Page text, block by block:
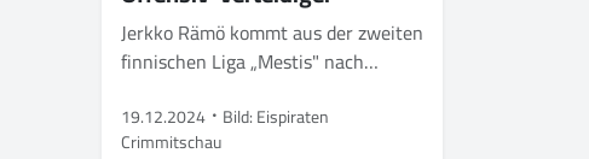
Jerkko Rämö kommt aus der zweiten
finnischen Liga „Mestis" nach
19.12.2024 Bild: Eispiraten
Crimmitschau